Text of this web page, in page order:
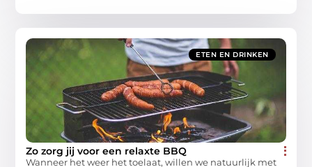
ETEN EN DRINKEN
Zo zorg jij voor een relaxte BBQ
Wanneer het weer het toelaat, willen we natuurlijk met